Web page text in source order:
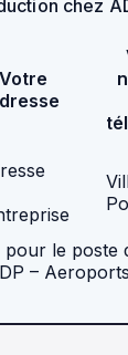
chez
Votre
pour le poste
–